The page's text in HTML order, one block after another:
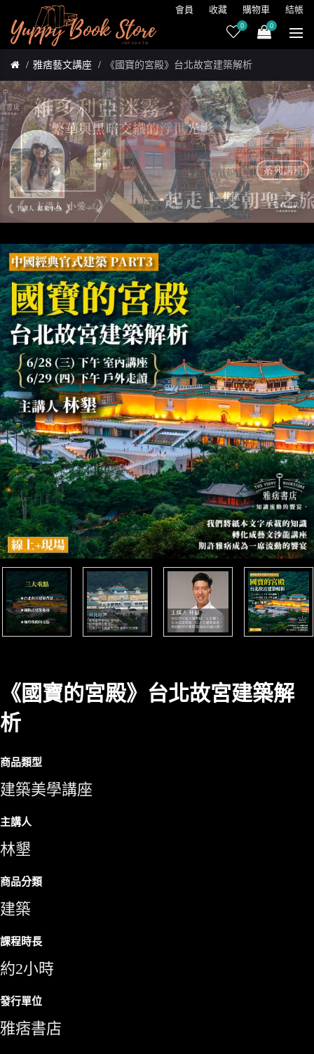
會員 收藏 購物車 結帳
0 0
雅痞藝文講座 《國寶的宮殿》台北故宮建築解析
《國寶的宮殿》台北故宮建築解
析
商品類型
建築美學講座
主講人
林墾
商品分類
建築
課程時長
約2小時
發行單位
雅痞書店